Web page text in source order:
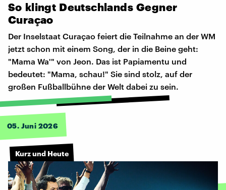
So klingt Deutschlands Gegner
Curaçao
Der Inselstaat Curaçao feiert die Teilnahme an der WM
jetzt schon mit einem Song, der in die Beine geht:
"Mama Wa'" von Jeon. Das ist Papiamentu und
bedeutet: "Mama, schau!" Sie sind stolz, auf der
großen Fußballbühne der Welt dabei zu sein.
05. Juni 2026
Kurz und Heute